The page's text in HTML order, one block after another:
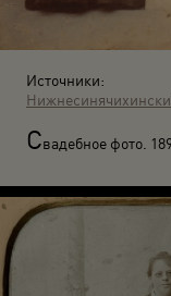
Источники:
Свадебное фото.